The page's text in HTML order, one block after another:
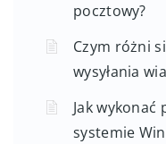
pocztowy?
Czym różni
wysyłania
Jak
systemie